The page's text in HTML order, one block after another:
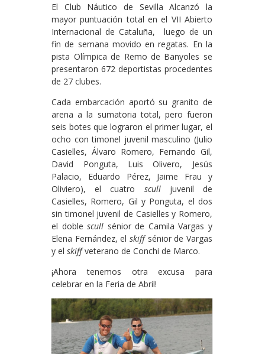
El Club Náutico de Sevilla Alcanzó la
mayor puntuación total en el VII Abierto
Internacional de Cataluña, luego de un
fin de semana movido en regatas. En la
pista Olímpica de Remo de Banyoles se
presentaron 672 deportistas procedentes
de 27 clubes.
Cada embarcación aportó su granito de
arena a la sumatoria total, pero fueron
seis botes que lograron el primer lugar, el
ocho con timonel juvenil masculino (Julio
Casielles, Álvaro Romero, Fernando Gil,
David Ponguta, Luis Olivero, Jesús
Palacio, Eduardo Pérez, Jaime Frau y
Oliviero), el cuatro sculljuvenil de
Casielles, Romero, Gil y Ponguta, el dos
sin timonel juvenil de Casielles y Romero,
el doblescull sénior de Camila Vargas y
Elena Fernández, el skiff sénior de Vargas
y elskiffveterano de Conchi de Marco.
¡Ahora tenemos otra excusa para
celebrar en la Feria de Abril!